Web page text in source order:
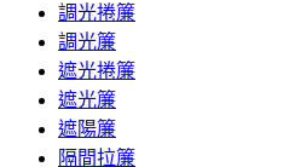
調光捲簾
調光簾
遮光捲簾
遮光簾
遮陽簾
隔間拉簾